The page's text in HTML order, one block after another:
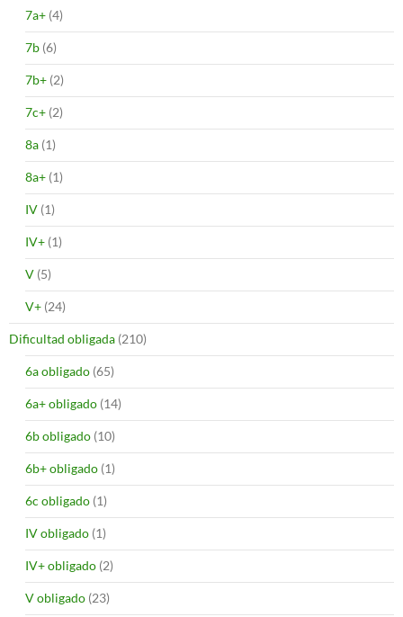
7a+ (4)
7b (6)
7b+ (2)
7c+ (2)
8a (1)
8a+ (1)
IV (1)
IV+ (1)
V (5)
V+ (24)
Dificultad obligada (210)
6a obligado (65)
6a+ obligado (14)
6b obligado (10)
6b+ obligado (1)
6c obligado (1)
IV obligado (1)
IV+ obligado (2)
V obligado (23)